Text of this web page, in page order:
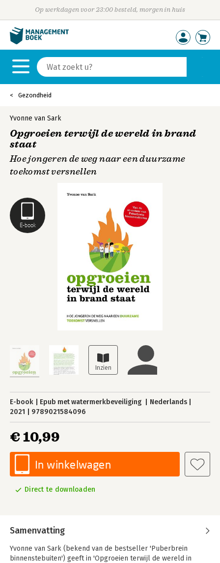
Op werkdagen voor 23:00 besteld, morgen in huis
Gezondheid
E-book
Yvonne van Sark
Opgroeien terwijl de wereld in brand
staat
Hoe jongeren de weg naar een duurzame
toekomst versnellen
E-book Epub met watermerkbeveiliging
Nederlands
2021
9789021584096
€ 10,99
In winkelwagen
Direct te downloaden
Samenvatting
Yvonne van Sark (bekend van de bestseller 'Puberbrein
binnenstebuiten') geeft in 'Opgroeien terwijl de wereld in